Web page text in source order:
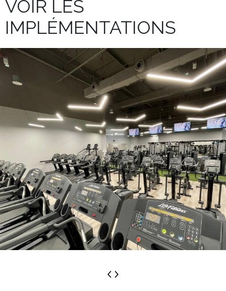
VOIR LES
IMPLÉMENTATIONS